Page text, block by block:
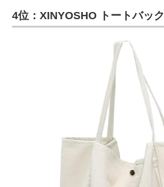
4位：XINYOSHO トートバック